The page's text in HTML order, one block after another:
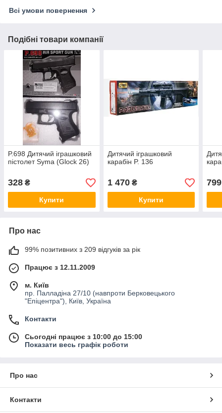
Всі умови повернення
Подібні товари компанії
P.698 Дитячий іграшковий
пістолет Syma (Glock 26)
328 ₴
Купити
Дитячий іграшковий
карабін P. 136
1 470₴
Купити
799
Про нас
99% позитивних з 209 відгуків за рік
Працює з 12.11.2009
м. Київ
пр. Палладіна 27/10 (навпроти Берковецького
"Епіцентра"), Київ, Україна
Контакти
Сьогодні працює з 10:00 до 15:00
Показати весь графік роботи
Про нас
Контакти